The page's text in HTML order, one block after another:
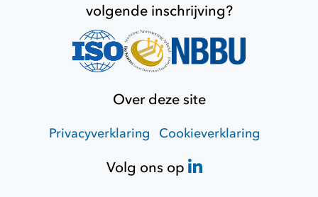
volgende inschrijving?
Over deze site
Privacyverklaring Cookieverklaring
Volg ons op